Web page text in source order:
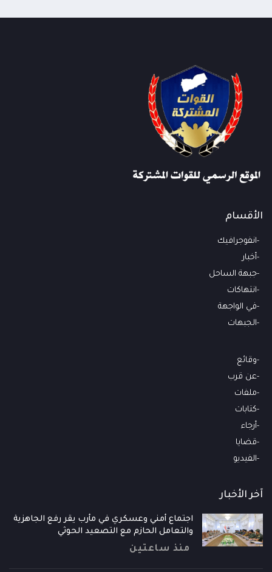
الأقسام
انفوجرافيك
أخبار
جبهة الساحل
انتهاكات
في الواجهة
الجبهات
وقائع
عن قرب
ملفات
كتابات
أرجاء
قضايا
الفيديو
آخر الأخبار
اجتماع أمني وعسكري في مأرب يقر رفع الجاهزية
والتعامل الحازم مع التصعيد الحوثي
منذ ساعتين